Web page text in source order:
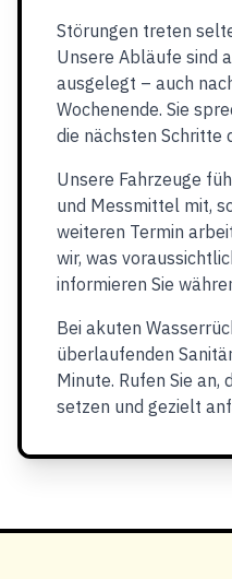
Störungen treten
Unsere Abläufe sind
ausgelegt – auch
Wochenende. Sie
die nächsten Schritte
Unsere Fahrzeuge
und Messmittel mit,
weiteren Termin
wir, was
informieren Sie
Bei akuten
überlaufenden
Minute. Rufen Sie an,
setzen und gezielt